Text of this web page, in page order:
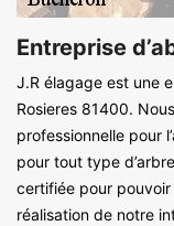
Entreprise
J.R élagage est une
Rosieres 81400.
professionnelle pour
pour tout type
certifiée pour
réalisation de notre